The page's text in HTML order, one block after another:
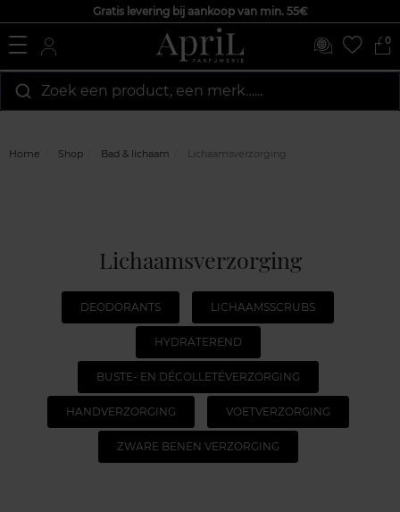
Gratis levering bij aankoop van min. 55€
0
Zoek een product, een merk…...
Home Shop Bad & lichaam Lichaamsverzorging
Lichaamsverzorging
DEODORANTS LICHAAMSSCRUBS
HYDRATEREND
BUSTE- EN DÉCOLLETÉVERZORGING
HANDVERZORGING VOETVERZORGING
ZWARE BENEN VERZORGING